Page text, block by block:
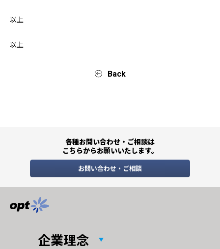
以上
以上
Back
各種お問い合わせ・ご相談は
こちらからお願いいたします。
お問い合わせ・ご相談
企業理念